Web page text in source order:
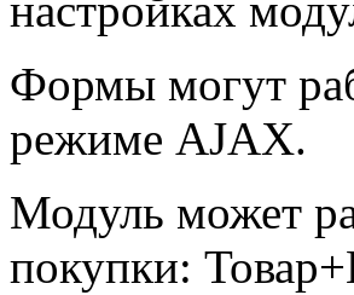
настройках
Формы могут
режиме AJAX.
Модуль может
покупки: